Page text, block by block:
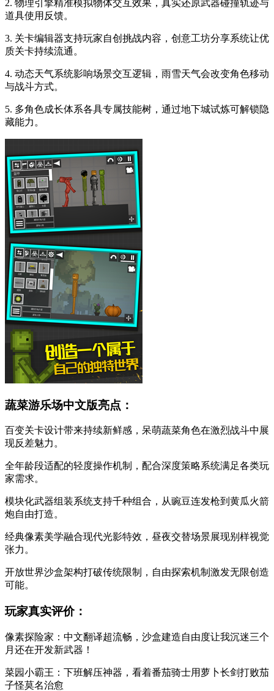
2. 物理引擎精准模拟物体交互效果，真实还原武器碰撞轨迹与
道具使用反馈。
3. 关卡编辑器支持玩家自创挑战内容，创意工坊分享系统让优
质关卡持续流通。
4. 动态天气系统影响场景交互逻辑，雨雪天气会改变角色移动
与战斗方式。
5. 多角色成长体系各具专属技能树，通过地下城试炼可解锁隐
藏能力。
蔬菜游乐场中文版亮点：
百变关卡设计带来持续新鲜感，呆萌蔬菜角色在激烈战斗中展
现反差魅力。
全年龄段适配的轻度操作机制，配合深度策略系统满足各类玩
家需求。
模块化武器组装系统支持千种组合，从豌豆连发枪到黄瓜火箭
炮自由打造。
经典像素美学融合现代光影特效，昼夜交替场景展现别样视觉
张力。
开放世界沙盒架构打破传统限制，自由探索机制激发无限创造
可能。
玩家真实评价：
像素探险家：中文翻译超流畅，沙盒建造自由度让我沉迷三个
月还在开发新武器！
菜园小霸王：下班解压神器，看着番茄骑士用萝卜长剑打败茄
子怪莫名治愈